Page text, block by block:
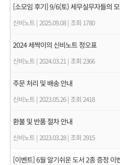
[소모임 후기] 9/6(토) 세무실무자들의
신비노트 | 2025.09.08 | 조회 1780
2024 세싹이의 신비노트 정오표
신비노트 | 2024.03.21 | 조회 2366
주문 처리 및 배송 안내
신비노트 | 2023.05.26 | 조회 2418
환불 및 반품 절차 안내
신비노트 | 2023.03.28 | 조회 2915
[이벤트] 6월 알기쉬운 도서 2종 증정